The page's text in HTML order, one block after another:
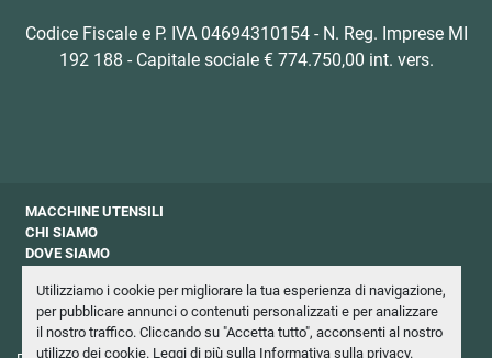
Utilizziamo i cookie per migliorare la tua esperienza di navigazione,
per pubblicare annunci o contenuti personalizzati e per analizzare
il nostro traffico. Cliccando su "Accetta tutto", acconsenti al nostro
utilizzo dei cookie. Leggi di più sulla Informativa sulla privacy.
Codice Fiscale e P. IVA 04694310154 - N. Reg. Imprese MI
192 188 - Capitale sociale € 774.750,00 int. vers.
MACCHINE UTENSILI
CHI SIAMO
DOVE SIAMO
PRIVACY
NEWSLETTER